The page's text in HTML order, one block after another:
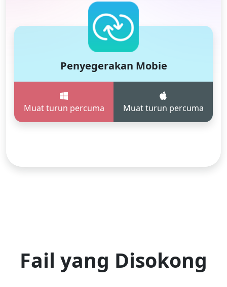
Penyegerakan Mobie
Muat turun percuma Muat turun percuma
Fail yang Disokong